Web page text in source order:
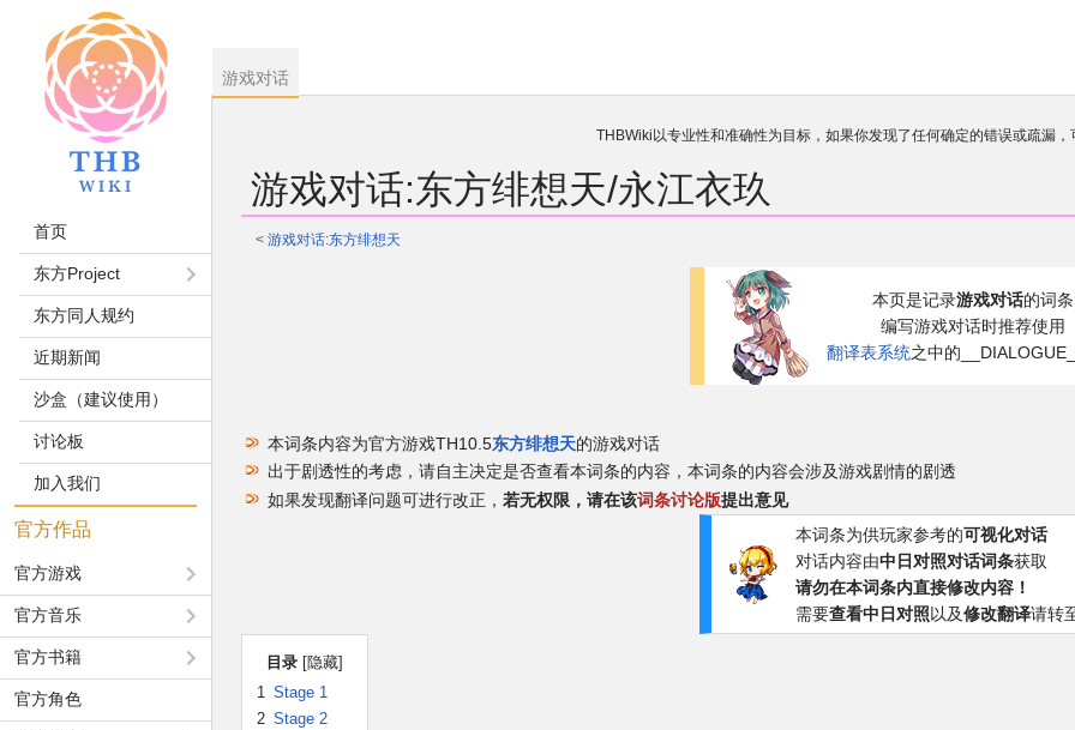
THBWiki以专业性和准确性为目标，如果你发现了任何确定的错误或疏漏
有任何意见、建议、求助、反馈都可以在
游戏对话:东方绯想天/永江衣玖
< 游戏对话:东方绯想天
本页是记录游戏对话的词条
编写游戏对话时推荐使用
翻译表系统之中的
本词条内容为官方游戏TH10.5东方绯想天的游戏对话
出于剧透性的考虑，请自主决定是否查看本词条的内容，本词条的内容会涉及游戏剧情的剧透
如果发现翻译问题可进行改正，若无权限，请在该词条讨论版提出意见
本词条为供玩家参考的可视化对话
对话内容由中日对照对话词条获取
请勿在本词条内直接修改内容！
需要查看中日对照以及修改翻译请转
目录
1 Stage 1
2 Stage 2
游戏对话
首页
东方Project
东方同人规约
近期新闻
沙盒（建议使用）
讨论板
加入我们
官方作品
官方游戏
官方音乐
官方书籍
官方角色